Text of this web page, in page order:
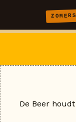
De Beer